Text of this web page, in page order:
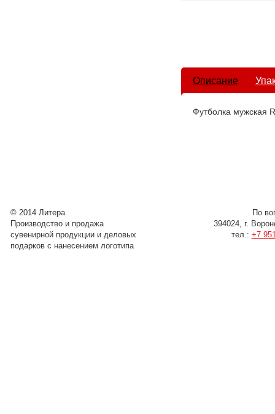
Описание
Футболка мужская
© 2014 Литера
Производство и продажа
сувенирной продукции и деловых
подарков с нанесением логотипа
По
394024, г.
тел.: +7